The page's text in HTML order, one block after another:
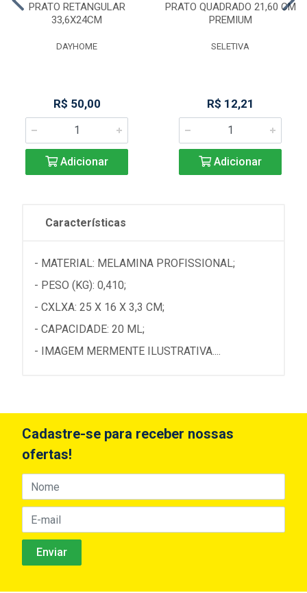
PRATO RETANGULAR
33,6X24CM
DAYHOME
R$ 50,00
Adicionar
PRATO QUADRADO 21,60 CM
PREMIUM
SELETIVA
R$ 12,21
Adicionar
Características
- MATERIAL: MELAMINA PROFISSIONAL;
- PESO (KG): 0,410;
- CXLXA: 25 X 16 X 3,3 CM;
- CAPACIDADE: 20 ML;
- IMAGEM MERMENTE ILUSTRATIVA....
Cadastre-se para receber nossas
ofertas!